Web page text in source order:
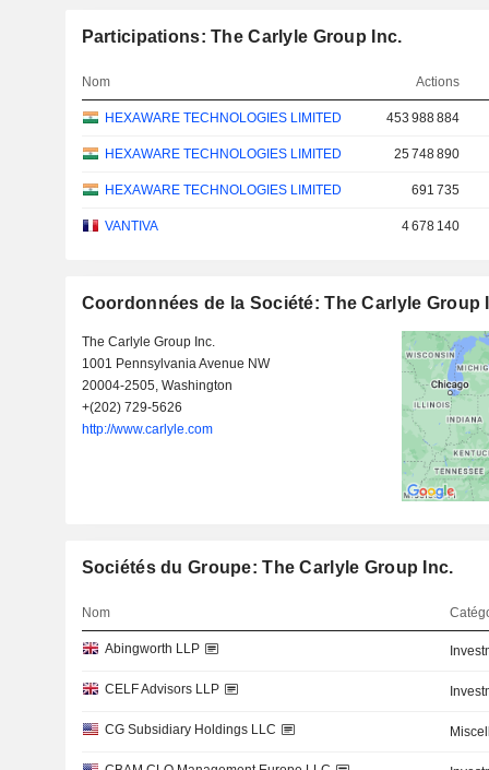
Participations: The Carlyle Group Inc.
Nom Actions
HEXAWARE TECHNOLOGIES LIMITED 453 988 884
HEXAWARE TECHNOLOGIES LIMITED 25 748 890
HEXAWARE TECHNOLOGIES LIMITED 691 735
VANTIVA 4 678 140
Coordonnées de la Société: The Carlyle Group
The Carlyle Group Inc.
1001 Pennsylvania Avenue NW
20004-2505, Washington
+(202) 729-5626
http://www.carlyle.com
Sociétés du Groupe: The Carlyle Group Inc.
Nom
Abingworth LLP
CELF Advisors LLP
CG Subsidiary Holdings LLC